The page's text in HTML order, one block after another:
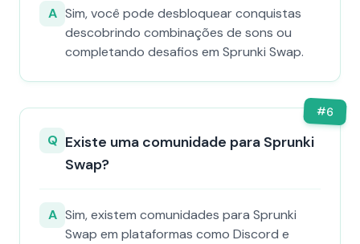
A Sim, você pode desbloquear conquistas
descobrindo combinações de sons ou
completando desafios em Sprunki Swap.
#6
Q Existe uma comunidade para Sprunki
Swap?
A Sim, existem comunidades para Sprunki
Swap em plataformas como Discord e